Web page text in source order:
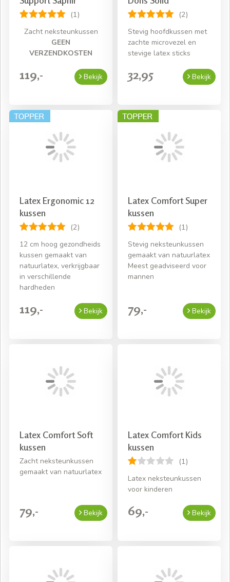
(1)
Zacht neksteunkussen
GEEN
VERZENDKOSTEN
119,- Bekijk
(2)
Stevig hoofdkussen met
zachte microvezel en
stevige latex sticks
32,95 Bekijk
Latex Ergonomic 12
kussen
(2)
12 cm hoog gezondheids
kussen gemaakt van
natuurlatex, verkrijgbaar
in verschillende
hardheden
119,- Bekijk
Latex Comfort Super
kussen
(1)
Stevig neksteunkussen
gemaakt van natuurlatex
Meest geadviseerd voor
mannen
79,- Bekijk
Latex Comfort Soft
kussen
Zacht neksteunkussen
gemaakt van natuurlatex
79,- Bekijk
Latex Comfort Kids
kussen
(1)
Latex neksteunkussen
voor kinderen
69,- Bekijk